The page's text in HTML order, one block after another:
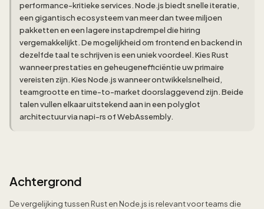
performance-kritieke services. Node.js biedt snelle iteratie,
een gigantisch ecosysteem van meer dan twee miljoen
pakketten en een lagere instapdrempel die hiring
vergemakkelijkt. De mogelijkheid om frontend en backend in
dezelfde taal te schrijven is een uniek voordeel. Kies Rust
wanneer prestaties en geheugenefficiëntie uw primaire
vereisten zijn. Kies Node.js wanneer ontwikkelsnelheid,
teamgrootte en time-to-market doorslaggevend zijn. Beide
talen vullen elkaar uitstekend aan in een polyglot
architectuur via napi-rs of WebAssembly.
Achtergrond
De vergelijking tussen Rust en Node.js is relevant voor teams die